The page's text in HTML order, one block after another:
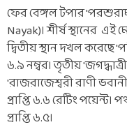
ফের বেঙ্গল টপার
Nayak)। শীর্ষ স্থানের এই
দ্বিতীয় স্থান দখল করেছে
৬.৯ নম্বর। তৃতীয়
'রাজরাজেশ্বরী রাণী
প্রাপ্তি ৬.৬ রেটিং
প্রাপ্তি ৬.৫।